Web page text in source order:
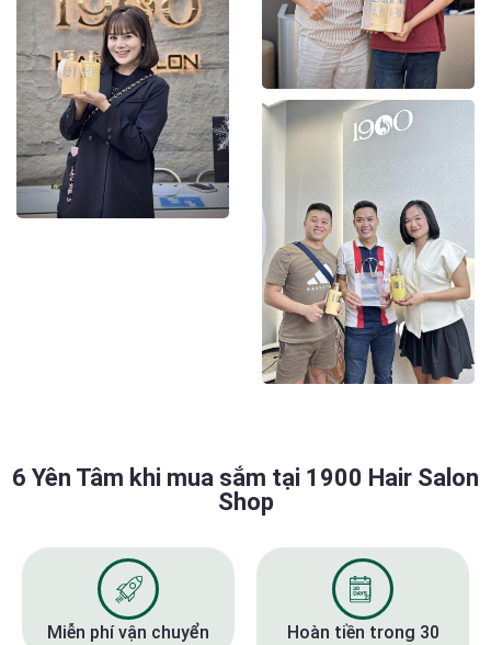
6 Yên Tâm khi mua sắm tại 1900 Hair Salon
Shop
Miễn phí vận chuyển
Hoàn tiền trong 30